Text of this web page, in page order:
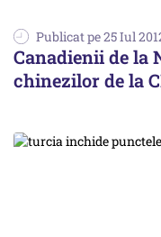
Publicat pe 25 Iul
Canadienii de la
chinezilor de la